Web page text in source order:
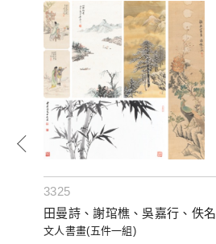
3325
田曼詩、謝琯樵、吳嘉行、佚名
文人書畫(五件一組)